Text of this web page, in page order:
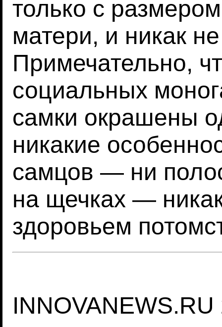
только с
матери, и никак
Примечательно,
социальных
самки окрашены
никакие
самцов — ни
на щечках —
здоровьем